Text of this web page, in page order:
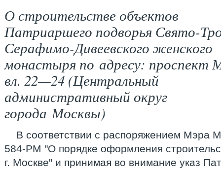
О строительстве объектов
Патриаршего подворья Свято-
Серафимо-Дивеевского женского
монастыря по адресу: проспект
вл. 22—24 (Центральный
административный округ
города Москвы)
В соответствии с распоряжением Мэра
584-РМ "О порядке оформления
г. Москве" и принимая во внимание указ